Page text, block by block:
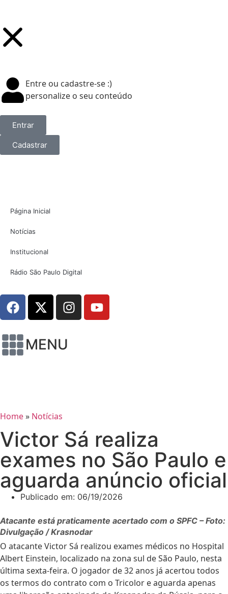
Entre ou cadastre-se :)
personalize o seu conteúdo
Entrar
Cadastrar
Página Inicial
Notícias
Institucional
Rádio São Paulo Digital
MENU
Home» Notícias
Victor Sá realiza
exames no São Paulo e
aguarda anúncio oficial
Publicado em: 06/19/2026
Atacante está praticamente acertado com o SPFC – Foto:
Divulgação / Krasnodar
O atacante Victor Sá realizou exames médicos no Hospital
Albert Einstein, localizado na zona sul de São Paulo, nesta
última sexta-feira. O jogador de 32 anos já acertou todos
os termos do contrato com o Tricolor e aguarda apenas